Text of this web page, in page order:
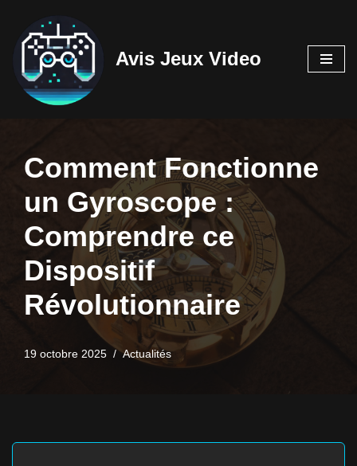
Aller
contenu
Avis Jeux Video
Comment Fonctionne
un Gyroscope :
Comprendre ce
Dispositif
Révolutionnaire
19 octobre 2025 Actualités